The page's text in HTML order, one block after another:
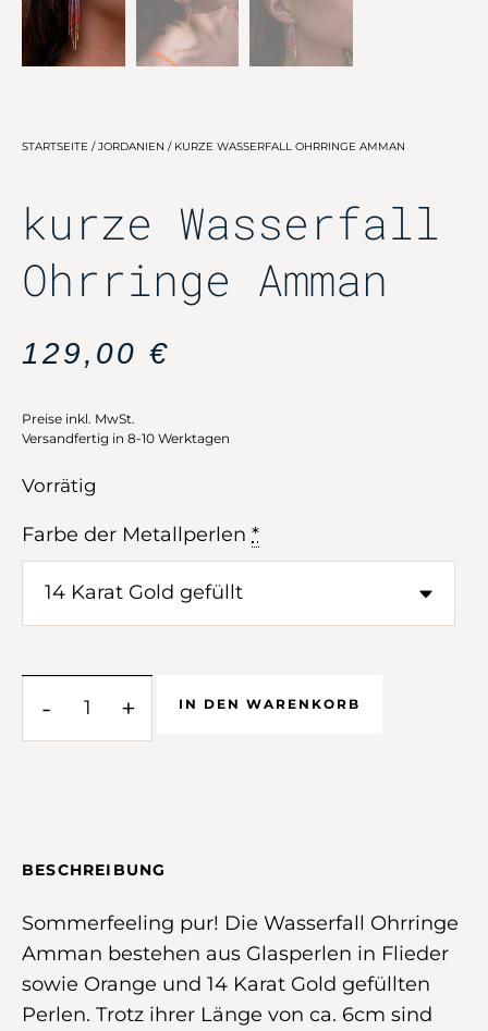
STARTSEITE /JORDANIEN / KURZE WASSERFALL OHRRINGE AMMAN
kurze Wasserfall
Ohrringe Amman
129,00 €
Preise inkl. MwSt.
Versandfertig in 8-10 Werktagen
Vorrätig
Farbe der Metallperlen *
- + IN DEN WARENKORB
BESCHREIBUNG
Sommerfeeling pur! Die Wasserfall Ohrringe
Amman bestehen aus Glasperlen in Flieder
sowie Orange und 14 Karat Gold gefüllten
Perlen. Trotz ihrer Länge von ca. 6cm sind